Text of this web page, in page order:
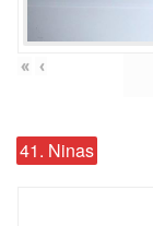
« ‹
41. Ninas